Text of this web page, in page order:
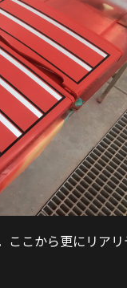
ここから更にリア